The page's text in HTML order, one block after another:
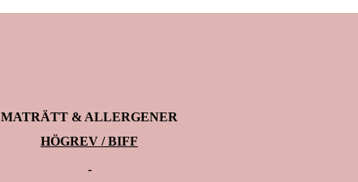
MATRÄTT & ALLERGENER
HÖGREV / BIFF
-